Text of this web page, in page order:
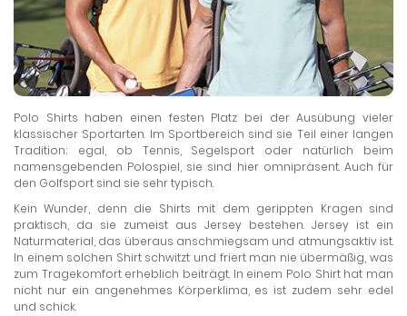
Polo Shirts haben einen festen Platz bei der Ausübung vieler
klassischer Sportarten. Im Sportbereich sind sie Teil einer langen
Tradition; egal, ob Tennis, Segelsport oder natürlich beim
namensgebenden Polospiel, sie sind hier omnipräsent. Auch für
den Golfsport sind sie sehr typisch.
Kein Wunder, denn die Shirts mit dem gerippten Kragen sind
praktisch, da sie zumeist aus Jersey bestehen. Jersey ist ein
Naturmaterial, das überaus anschmiegsam und atmungsaktiv ist.
In einem solchen Shirt schwitzt und friert man nie übermäßig, was
zum Tragekomfort erheblich beiträgt. In einem Polo Shirt hat man
nicht nur ein angenehmes Körperklima, es ist zudem sehr edel
und schick.